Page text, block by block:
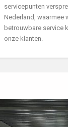
servicepunten
Nederland, waarmee
betrouwbare service
onze klanten.